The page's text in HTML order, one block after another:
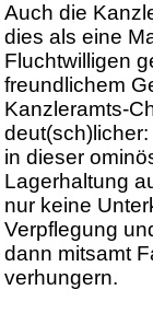
Auch die
dies als eine
Fluchtwilligen
freundlichem
Kanzleramts-
in dieser
Lagerhaltung
nur keine
Verpflegung
dann mitsamt
verhungern.